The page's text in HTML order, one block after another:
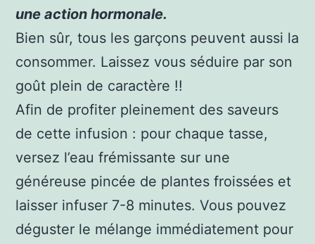
une action hormonale.
Bien sûr, tous les garçons peuvent aussi la
consommer. Laissez vous séduire par son
goût plein de caractère !!
Afin de profiter pleinement des saveurs
de cette infusion : pour chaque tasse,
versez l’eau frémissante sur une
généreuse pincée de plantes froissées et
laisser infuser 7-8 minutes. Vous pouvez
déguster le mélange immédiatement pour